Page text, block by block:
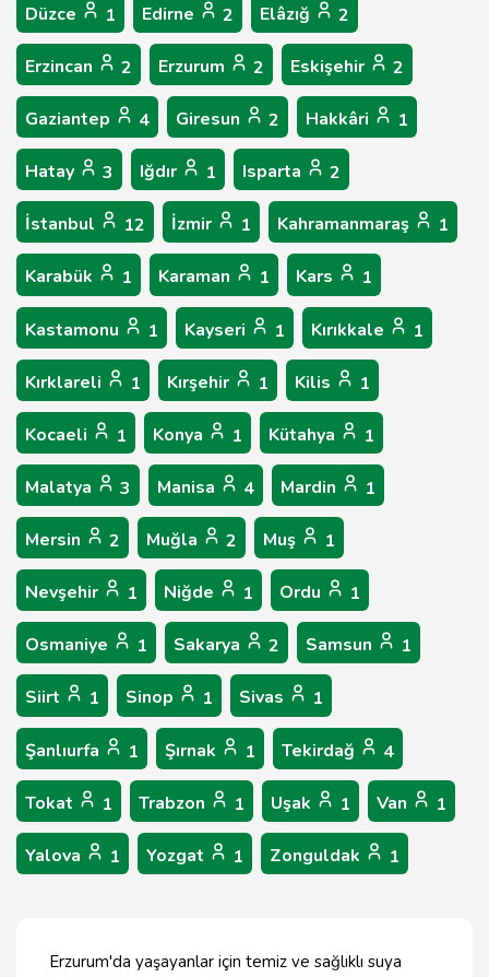
Düzce 1 Edirne 2 Elâzığ 2
Erzincan 2 Erzurum 2 Eskişehir 2
Gaziantep 4 Giresun 2 Hakkâri 1
Hatay 3 Iğdır 1 Isparta 2
İstanbul 12 İzmir 1 Kahramanmaraş 1
Karabük 1 Karaman 1 Kars 1
Kastamonu 1 Kayseri 1 Kırıkkale 1
Kırklareli 1 Kırşehir 1 Kilis 1
Kocaeli 1 Konya 1 Kütahya 1
Malatya 3 Manisa 4 Mardin 1
Mersin 2 Muğla 2 Muş 1
Nevşehir 1 Niğde 1 Ordu 1
Osmaniye 1 Sakarya 2 Samsun 1
Siirt 1 Sinop 1 Sivas 1
Şanlıurfa 1 Şırnak 1 Tekirdağ 4
Tokat 1 Trabzon 1 Uşak 1 Van 1
Yalova 1 Yozgat 1 Zonguldak 1
Erzurum'da yaşayanlar için temiz ve sağlıklı suya